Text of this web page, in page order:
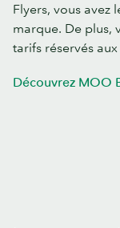
Flyers, vous avez
marque. De plus,
tarifs réservés
Découvrez MOO